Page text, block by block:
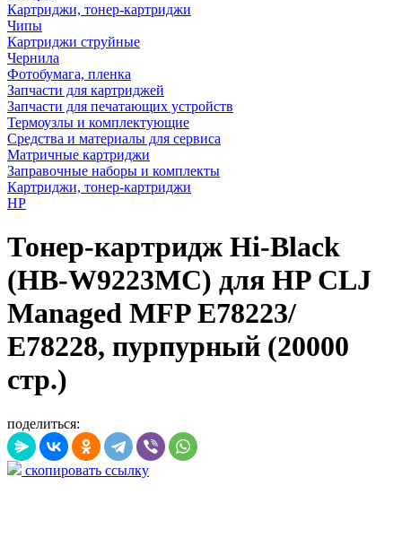
Картриджи, тонер-картриджи
Чипы
Картриджи струйные
Чернила
Фотобумага, пленка
Запчасти для картриджей
Запчасти для печатающих устройств
Термоузлы и комплектующие
Средства и материалы для сервиса
Матричные картриджи
Заправочные наборы и комплекты
Картриджи, тонер-картриджи
HP
Тонер-картридж Hi-Black
(HB-W9223MC) для HP CLJ
Managed MFP E78223/
E78228, пурпурный (20000
стр.)
поделиться:
скопировать ссылку